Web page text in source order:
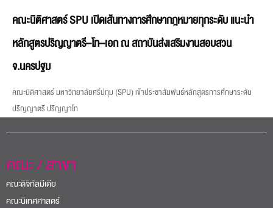
คณะนิติศาสตร์ SPU เปิดเส้นทางการศึกษากฎหมายทุกระดับ แนะนำ
หลักสูตรปริญญาตรี–โท–เอก ณ สถาบันส่งเสริมงานสอบสวน
จ.นครปฐม
คณะนิติศาสตร์ มหาวิทยาลัยศรีปทุม (SPU) เข้าประชาสัมพันธ์หลักสูตรการศึกษาระดับ
ปริญญาตรี ปริญญาโท
คณะ / สาขา
คณะดิจิทัลมีเดีย
คณะนิเทศศาสตร์